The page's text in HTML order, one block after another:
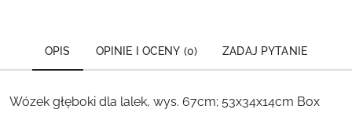
OPIS OPINIE I OCENY (0) ZADAJ PYTANIE
Wózek głęboki dla lalek, wys. 67cm; 53x34x14cm Box